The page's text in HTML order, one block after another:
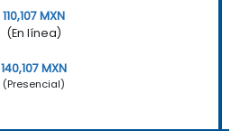
110,107 MXN
(En línea)
140,107 MXN
(Presencial)